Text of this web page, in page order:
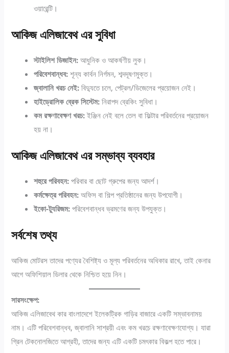
ওয়ারেন্টি।
আকিজ এলিজাবেথ এর সুবিধা
স্টাইলিশ ডিজাইন: আধুনিক ও আকর্ষণীয় লুক।
পরিবেশবান্ধব: শূন্য কার্বন নির্গমন, শব্দদূষণমুক্ত।
জ্বালানি খরচ নেই: বিদ্যুতে চলে, পেট্রল/ডিজেলের প্রয়োজন নেই।
হাইড্রোলিক ব্রেক সিস্টেম: নিরাপদ ব্রেকিং সুবিধা।
কম রক্ষণাবেক্ষণ খরচ: ইঞ্জিন নেই বলে তেল বা ফিল্টার পরিবর্তনের প্রয়োজন
হয় না।
আকিজ এলিজাবেথ এর সম্ভাব্য ব্যবহার
শহুরে পরিবহন: পরিবার বা ছোট গ্রুপের জন্য আদর্শ।
কর্মক্ষেত্র পরিবহন: অফিস বা শিল্প প্রতিষ্ঠানের জন্য উপযোগী।
ইকো-ট্যুরিজম: পরিবেশবান্ধব ভ্রমণের জন্য উপযুক্ত।
সর্বশেষ তথ্য
আকিজ মোটরস তাদের পণ্যের বৈশিষ্ট্য ও মূল্য পরিবর্তনের অধিকার রাখে, তাই কেনার
আগে অফিশিয়াল ডিলার থেকে নিশ্চিত হয়ে নিন।
সারসংক্ষেপ:
আকিজ এলিজাবেথ কার বাংলাদেশে ইলেকট্রিক গাড়ির বাজারে একটি সম্ভাবনাময়
নাম। এটি পরিবেশবান্ধব, জ্বালানি সাশ্রয়ী এবং কম খরচে রক্ষণাবেক্ষণযোগ্য। যারা
গ্রিন টেকনোলজিতে আগ্রহী, তাদের জন্য এটি একটি চমৎকার বিকল্প হতে পারে।